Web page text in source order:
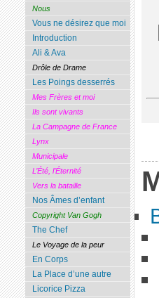
Nous
Vous ne désirez que moi
Introduction
Ali & Ava
Drôle de Drame
Les Poings desserrés
Mes Frères et moi
Ils sont vivants
La Campagne de France
Lynx
Municipale
L’Été, l’Éternité
Vers la bataille
Nos Âmes d’enfant
Copyright Van Gogh
The Chef
Le Voyage de la peur
En Corps
La Place d’une autre
Licorice Pizza